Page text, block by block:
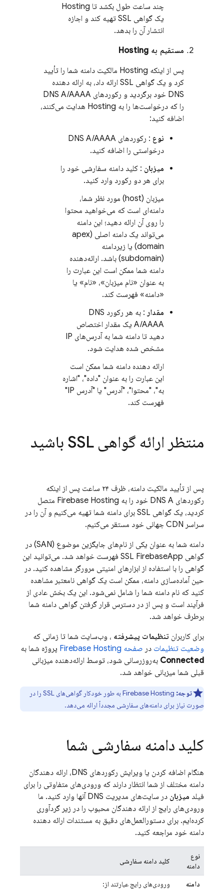
چند ساعت طول بکشد تا Hosting
یک گواهی SSL تهیه کند و اجازه
انتشار آن را بدهد.
مستقیم به Hosting
پس از اینکه Hosting مالکیت دامنه شما را تأیید
کرد و یک گواهی SSL ارائه داد، به ارائه دهنده
DNS خود برگردید و رکوردهای DNS A/AAAA
را که درخواست‌ها را به Hosting هدایت می‌کنند،
اضافه کنید:
نوع
: رکوردهای DNS A/AAAA
درخواستی را اضافه کنید.
میزبان : کلید دامنه سفارشی خود را
برای هر دو رکورد وارد کنید.
میزبان (host) مورد نظر شما،
دامنه‌ای است که می‌خواهید محتوا
را روی آن ارائه دهید؛ این دامنه
می‌تواند یک دامنه اصلی (apex
domain) یا زیردامنه
(subdomain) باشد. ارائه‌دهنده
دامنه شما ممکن است این عبارت را
به عنوان «نام میزبان»، «نام» یا
«دامنه» فهرست کند.
مقدار
: به هر رکورد DNS
A/AAAA یک مقدار اختصاص
دهید تا دامنه شما به آدرس‌های IP
مشخص شده هدایت شود.
ارائه دهنده دامنه شما ممکن است
این عبارت را به عنوان "داده"، "اشاره
به"، "محتوا"، "آدرس" یا "آدرس IP"
فهرست کند.
منتظر ارائه گواهی SSL باشید
پس از تأیید مالکیت دامنه، ظرف ۲۴ ساعت پس از اینکه
رکوردهای DNS A خود را به
Firebase Hosting متصل
کردید، یک گواهی SSL برای دامنه شما تهیه می‌کنیم و آن را در
سراسر CDN جهانی خود مستقر می‌کنیم.
دامنه شما به عنوان یکی از نام‌های جایگزین موضوع (SAN) در
گواهی SSL FirebaseApp فهرست خواهد شد. می‌توانید این
گواهی را با استفاده از ابزارهای امنیتی مرورگر مشاهده کنید. در
حین آماده‌سازی دامنه، ممکن است یک گواهی نامعتبر مشاهده
کنید که نام دامنه شما را شامل نمی‌شود. این یک بخش عادی از
فرآیند است و پس از در دسترس قرار گرفتن گواهی دامنه شما
برطرف خواهد شد.
برای کاربران تنظیمات پیشرفته ، وب‌سایت شما تا زمانی که
وضعیت تنظیمات در صفحه Firebase Hosting پروژه شما به
Connected به‌روزرسانی شود، توسط ارائه‌دهنده میزبانی
قبلی شما میزبانی خواهد شد.
توجه: Firebase Hosting
به طور خودکار گواهی‌های SSL را در
صورت نیاز برای دامنه‌های سفارشی مجدداً ارائه می‌دهد.
کلید دامنه سفارشی شما
هنگام اضافه کردن یا ویرایش رکوردهای DNS، ارائه دهندگان
دامنه مختلف از شما انتظار دارند که ورودی‌های متفاوتی را برای
فیلد میزبان
در سایت‌های مدیریت DNS آنها وارد کنید. ما
ورودی‌های رایج از ارائه دهندگان محبوب را در زیر گردآوری
کرده‌ایم. برای دستورالعمل‌های دقیق به مستندات ارائه دهنده
دامنه خود مراجعه کنید.
نوع
دامنه
کلید دامنه سفارشی
دامنه ورودی‌های رایج عبارتند از: